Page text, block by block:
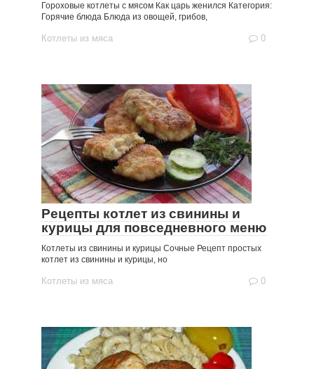
Гороховые котлеты с мясом Как царь женился Категория:
Горячие блюда Блюда из овощей, грибов,
Котлеты из мяса 0
Рецепты котлет из свинины и
курицы для повседневного меню
Котлеты из свинины и курицы Сочные Рецепт простых
котлет из свинины и курицы, но
Котлеты из мяса 0